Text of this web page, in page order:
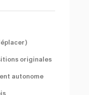
originales
autonome